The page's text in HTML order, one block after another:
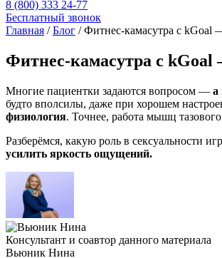
8 (800) 333 24-77
Бесплатный звонок
Главная /Блог /Фитнес-камасутра c kGoal
Фитнес-камасутра c kGoal
Многие пациентки задаются вопросом — а
будто вполсилы, даже при хорошем
физиология. Точнее, работа мышц
Разберёмся, какую роль в сексуальности
усилить яркость ощущений.
Консультант и соавтор данного материала
Вьюник Нина